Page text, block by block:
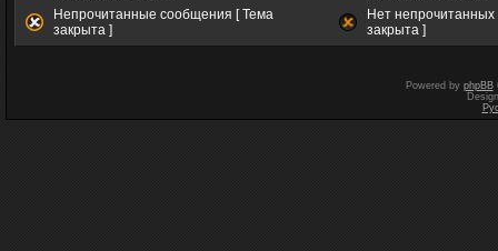
Непрочитанные сообщения [ Тема
закрыта ]
Нет
закрыта ]
Powered by phpBB